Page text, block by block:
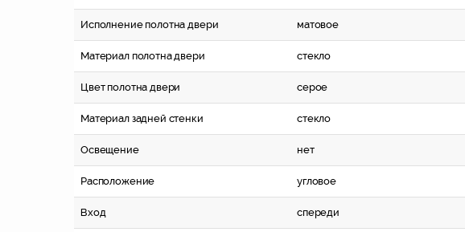
Исполнение полотна двери матовое
Материал полотна двери стекло
Цвет полотна двери серое
Материал задней стенки стекло
Освещение нет
Расположение угловое
Вход спереди